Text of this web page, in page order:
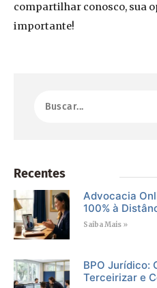
compartilhar conosco, sua
importante!
Recentes
Advocacia
100% à
Saiba Mais »
BPO Jurídico:
Terceirizar e